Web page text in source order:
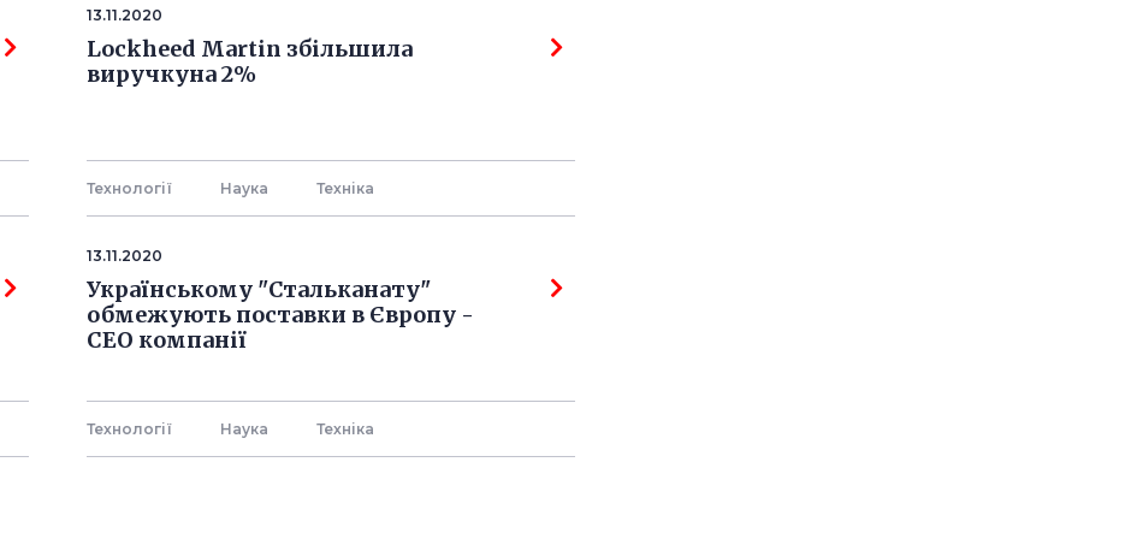
13.11.2020
Lockheed Martin збільшила
виручкуна 2%
Технології Наука Технiка
13.11.2020
Українському "Стальканату"
обмежують поставки в Європу -
СЕО компанії
Технології Наука Технiка